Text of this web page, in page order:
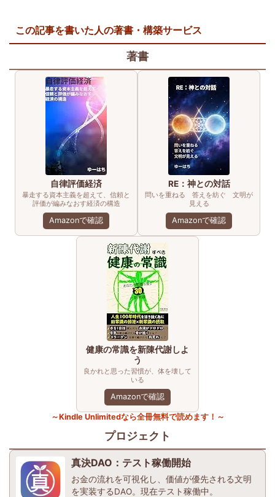
この記事を書いた人の著書・構築サービス
著書
自律評価経済
暴走する資本主義を超えて、信頼と
評価が編みなおす経済の構造
Amazonで確認
RE：神との対話
問いを重ねる 答えを紡ぐ 文明が
見える
Amazonで確認
健康の常識を新陳代謝しよ
う
良かれと思った習慣が、体を壊して
いる
Amazonで確認
～Kindle Unlimitedなら全冊無料で読めます！～
プロジェクト
真決DAO：テスト稼働開始
お金の流れを可視化し、価値が優先される文明
を実装するDAO。現在テスト稼働中。